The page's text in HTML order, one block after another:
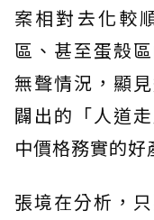
案相對去化較
區、甚至蛋殼
無聲情況，顯
闢出的「人道
中價格務實的好
張境在分析，